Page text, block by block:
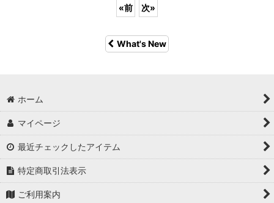
«前 次»
What's New
ホーム
マイページ
最近チェックしたアイテム
特定商取引法表示
ご利用案内